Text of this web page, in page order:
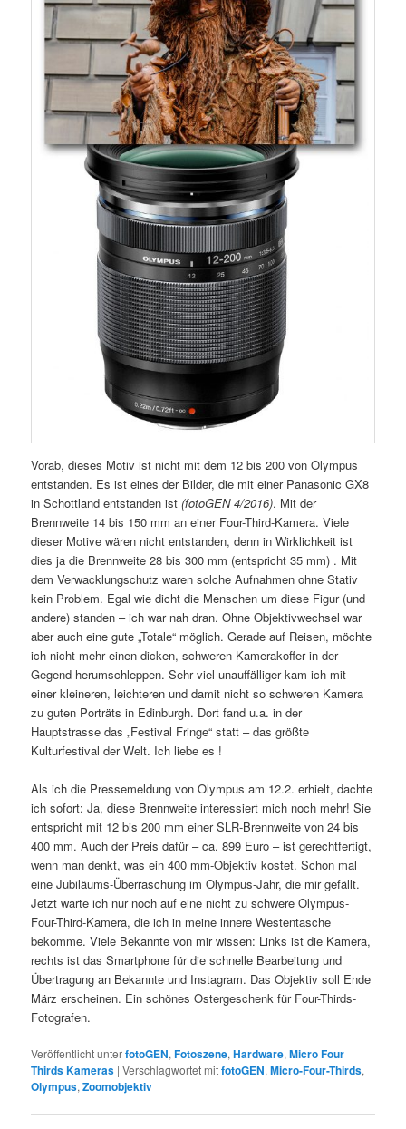
Vorab, dieses Motiv ist nicht mit dem 12 bis 200 von Olympus
entstanden. Es ist eines der Bilder, die mit einer Panasonic GX8
in Schottland entstanden ist(fotoGEN 4/2016). Mit der
Brennweite 14 bis 150 mm an einer Four-Third-Kamera. Viele
dieser Motive wären nicht entstanden, denn in Wirklichkeit ist
dies ja die Brennweite 28 bis 300 mm (entspricht 35 mm) . Mit
dem Verwacklungschutz waren solche Aufnahmen ohne Stativ
kein Problem. Egal wie dicht die Menschen um diese Figur (und
andere) standen – ich war nah dran. Ohne Objektivwechsel war
aber auch eine gute „Totale“ möglich. Gerade auf Reisen, möchte
ich nicht mehr einen dicken, schweren Kamerakoffer in der
Gegend herumschleppen. Sehr viel unauffälliger kam ich mit
einer kleineren, leichteren und damit nicht so schweren Kamera
zu guten Porträts in Edinburgh. Dort fand u.a. in der
Hauptstrasse das „Festival Fringe“ statt – das größte
Kulturfestival der Welt. Ich liebe es !
Als ich die Pressemeldung von Olympus am 12.2. erhielt, dachte
ich sofort: Ja, diese Brennweite interessiert mich noch mehr! Sie
entspricht mit 12 bis 200 mm einer SLR-Brennweite von 24 bis
400 mm. Auch der Preis dafür – ca. 899 Euro – ist gerechtfertigt,
wenn man denkt, was ein 400 mm-Objektiv kostet. Schon mal
eine Jubiläums-Überraschung im Olympus-Jahr, die mir gefällt.
Jetzt warte ich nur noch auf eine nicht zu schwere Olympus-
Four-Third-Kamera, die ich in meine innere Westentasche
bekomme. Viele Bekannte von mir wissen: Links ist die Kamera,
rechts ist das Smartphone für die schnelle Bearbeitung und
Übertragung an Bekannte und Instagram. Das Objektiv soll Ende
März erscheinen. Ein schönes Ostergeschenk für Four-Thirds-
Fotografen.
Veröffentlicht unterfotoGEN,Fotoszene,Hardware,Micro Four
Thirds Kameras |Verschlagwortet mitfotoGEN,Micro-Four-Thirds,
Olympus,Zoomobjektiv